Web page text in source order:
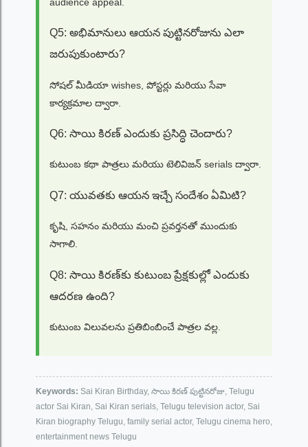
Q5: అభిమానులు ఆయన పుట్టినరోజును ఎలా
జరుపుకుంటారు?
సోషల్ మీడియా wishes, పోస్టర్లు మరియు సేవా
కార్యక్రమాల ద్వారా.
Q6: సాయి కిరణ్ ఎందుకు ప్రసిద్ధి చెందారు?
కుటుంబ కథా పాత్రలు మరియు టెలివిజన్ serials ద్వారా.
Q7: యువతకు ఆయన ఇచ్చే సందేశం ఏమిటి?
కృషి, సహనం మరియు మంచి ప్రవర్తనతో ముందుకు
సాగాలి.
Q8: సాయి కిరణ్‌కు కుటుంబ ప్రేక్షకుల్లో ఎందుకు
ఆదరణ ఉంది?
కుటుంబ విలువలను ప్రతిబింబించే పాత్రల వల్ల.
Keywords: Sai Kiran Birthday, సాయి కిరణ్ పుట్టినరోజు, Telugu
actor Sai Kiran, Sai Kiran serials, Telugu television actor, Sai
Kiran biography Telugu, family serial actor, Telugu cinema hero,
entertainment news Telugu